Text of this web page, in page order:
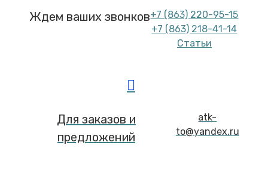
Ждем ваших звонков+7 (863) 220-95-15
+7 (863) 218-41-14
Статьи
Для заказов и
предложений
atk-
to@yandex.ru